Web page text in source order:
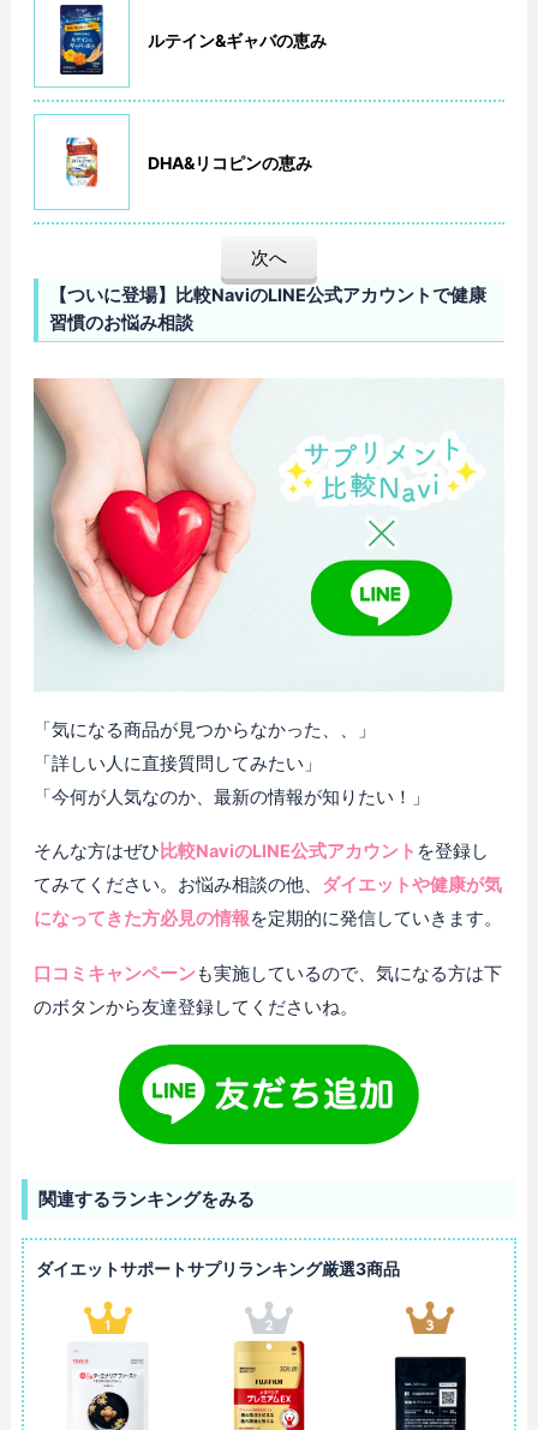
ルテイン&ギャバの恵み
DHA&リコピンの恵み
次へ
【ついに登場】比較NaviのLINE公式アカウントで健康
習慣のお悩み相談
「気になる商品が見つからなかった、、」
「詳しい人に直接質問してみたい」
「今何が人気なのか、最新の情報が知りたい！」
そんな方はぜひ 比較NaviのLINE公式アカウント を登録し
てみてください。お悩み相談の他、 ダイエットや健康が気
になってきた方必見の情報を定期的に発信していきます。
口コミキャンペーンも実施しているので、気になる方は下
のボタンから友達登録してくださいね。
関連するランキングをみる
ダイエットサポートサプリランキング厳選3商品